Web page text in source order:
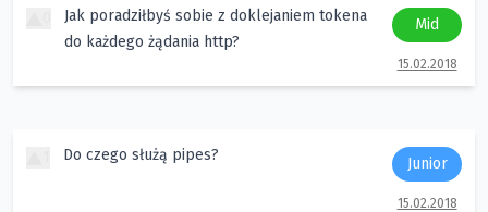
Jak poradziłbyś sobie z doklejaniem tokena
do każdego żądania http?
Mid
15.02.2018
Do czego służą pipes? Junior
15.02.2018